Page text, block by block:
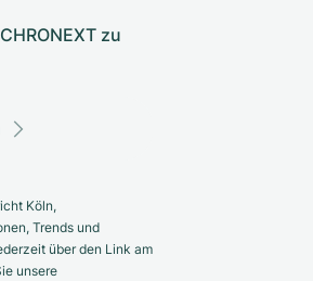
zu
Köln,
Trends und
über den Link am
unsere